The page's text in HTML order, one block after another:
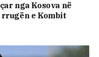
nga Kosova në
e Kombit